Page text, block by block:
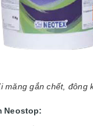
măng gắn chết, đông
Neostop: